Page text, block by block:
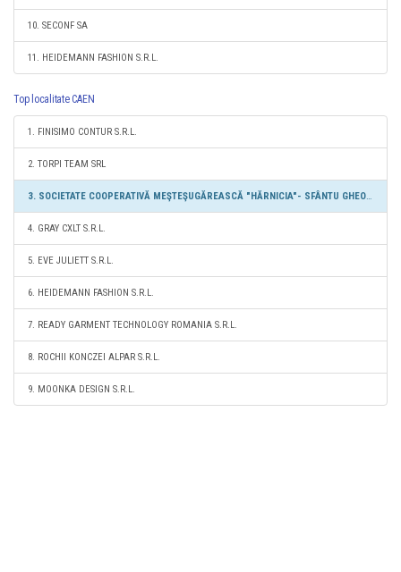
10. SECONF SA
11. HEIDEMANN FASHION S.R.L.
Top localitate CAEN
1. FINISIMO CONTUR S.R.L.
2. TORPI TEAM SRL
3. SOCIETATE COOPERATIVĂ MEŞTEŞUGĂREASCĂ "HĂRNICIA"- SFÂNTU GHEORGHE
4. GRAY CXLT S.R.L.
5. EVE JULIETT S.R.L.
6. HEIDEMANN FASHION S.R.L.
7. READY GARMENT TECHNOLOGY ROMANIA S.R.L.
8. ROCHII KONCZEI ALPAR S.R.L.
9. MOONKA DESIGN S.R.L.